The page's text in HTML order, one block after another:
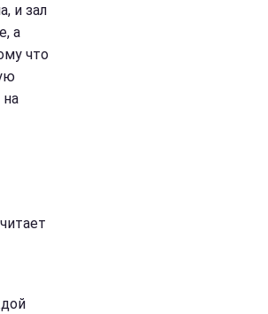
и зал
а
что
на